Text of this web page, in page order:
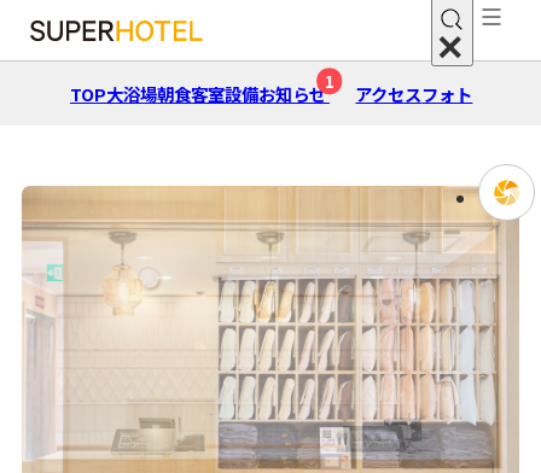
TOP大浴場朝⾷客室設備お知らせ
1
アクセスフォト